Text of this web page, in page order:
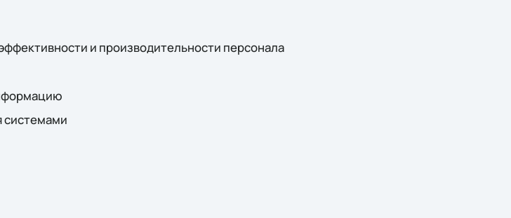
и производительности персонала
системами